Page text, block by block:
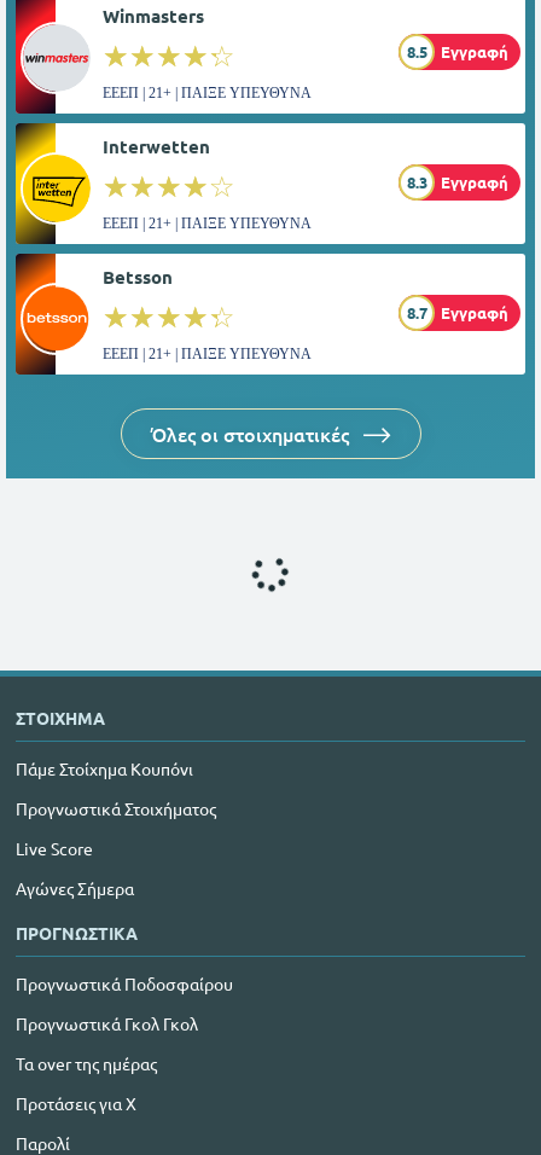
Winmasters
☆☆☆☆☆
★★★★★ 8.5 Εγγραφή
ΕΕΕΠ | 21+ | ΠΑΙΞΕ ΥΠΕΥΘΥΝΑ
Interwetten
☆☆☆☆☆
★★★★★ 8.3 Εγγραφή
ΕΕΕΠ | 21+ | ΠΑΙΞΕ ΥΠΕΥΘΥΝΑ
Betsson
☆☆☆☆☆
★★★★★ 8.7 Εγγραφή
ΕΕΕΠ | 21+ | ΠΑΙΞΕ ΥΠΕΥΘΥΝΑ
Όλες οι στοιχηματικές
ΣΤΟΙΧΗΜΑ
Πάμε Στοίχημα Κουπόνι
Προγνωστικά Στοιχήματος
Live Score
Αγώνες Σήμερα
ΠΡΟΓΝΩΣΤΙΚΑ
Προγνωστικά Ποδοσφαίρου
Προγνωστικά Γκολ Γκολ
Τα over της ημέρας
Προτάσεις για Χ
Παρολί